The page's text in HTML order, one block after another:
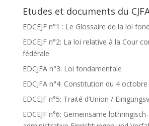
Etudes et documents du
EDCEJF n°1 : Le Glossaire de la loi
EDCEJF n°2: La loi relative à la Cour
fédérale
EDCJFA n°3: Loi fondamentale
EDCJFA n°4: Constitution du 4
EDCEJF n°5: Traité d’Union /
EDCEJF n°6: Gemeinsame